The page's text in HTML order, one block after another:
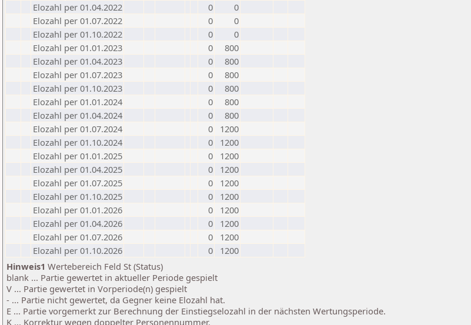
Elozahl per 01.04.2022
0
0
Elozahl per 01.07.2022
0
0
Elozahl per 01.10.2022
0
0
Elozahl per 01.01.2023
0
800
Elozahl per 01.04.2023
0
800
Elozahl per 01.07.2023
0
800
Elozahl per 01.10.2023
0
800
Elozahl per 01.01.2024
0
800
Elozahl per 01.04.2024
0
800
Elozahl per 01.07.2024
0
1200
Elozahl per 01.10.2024
0
1200
Elozahl per 01.01.2025
0
1200
Elozahl per 01.04.2025
0
1200
Elozahl per 01.07.2025
0
1200
Elozahl per 01.10.2025
0
1200
Elozahl per 01.01.2026
0
1200
Elozahl per 01.04.2026
0
1200
Elozahl per 01.07.2026
0
1200
Elozahl per 01.10.2026
0
1200
Hinweis1 Wertebereich Feld St (Status)
blank ... Partie gewertet in aktueller Periode gespielt
V ... Partie gewertet in Vorperiode(n) gespielt
- ... Partie nicht gewertet, da Gegner keine Elozahl hat.
E ... Partie vorgemerkt zur Berechnung der Einstiegselozahl in der nächsten Wertungsperiode.
K ... Korrektur wegen doppelter Personennummer.